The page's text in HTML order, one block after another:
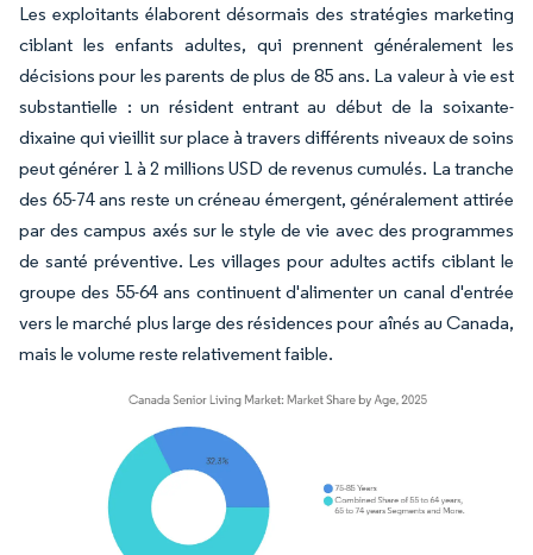
Les exploitants élaborent désormais des stratégies marketing
ciblant les enfants adultes, qui prennent généralement les
décisions pour les parents de plus de 85 ans. La valeur à vie est
substantielle : un résident entrant au début de la soixante-
dixaine qui vieillit sur place à travers différents niveaux de soins
peut générer 1 à 2 millions USD de revenus cumulés. La tranche
des 65-74 ans reste un créneau émergent, généralement attirée
par des campus axés sur le style de vie avec des programmes
de santé préventive. Les villages pour adultes actifs ciblant le
groupe des 55-64 ans continuent d'alimenter un canal d'entrée
vers le marché plus large des résidences pour aînés au Canada,
mais le volume reste relativement faible.